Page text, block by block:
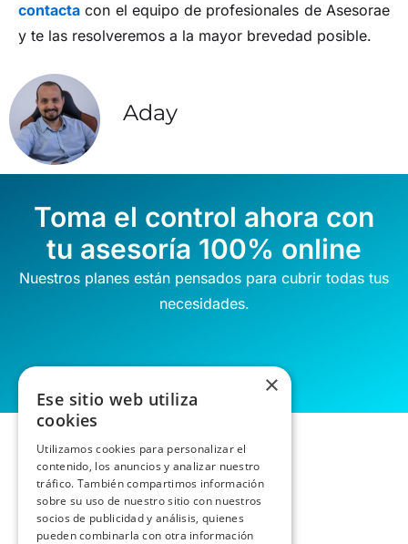
contacta con el equipo de profesionales de Asesorae
y te las resolveremos a la mayor brevedad posible.
Aday
Toma el control ahora con
tu asesoría 100% online
Nuestros planes están pensados para cubrir todas tus
necesidades.
×
Ese sitio web utiliza
cookies
Utilizamos cookies para personalizar el
contenido, los anuncios y analizar nuestro
tráfico. También compartimos información
sobre su uso de nuestro sitio con nuestros
socios de publicidad y análisis, quienes
pueden combinarla con otra información